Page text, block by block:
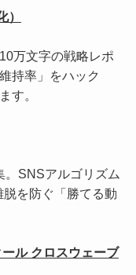
万文字の戦略レポ
持率」をハック
す。
SNSアルゴリズム
を防ぐ「勝てる動
ル クロスウェーブ